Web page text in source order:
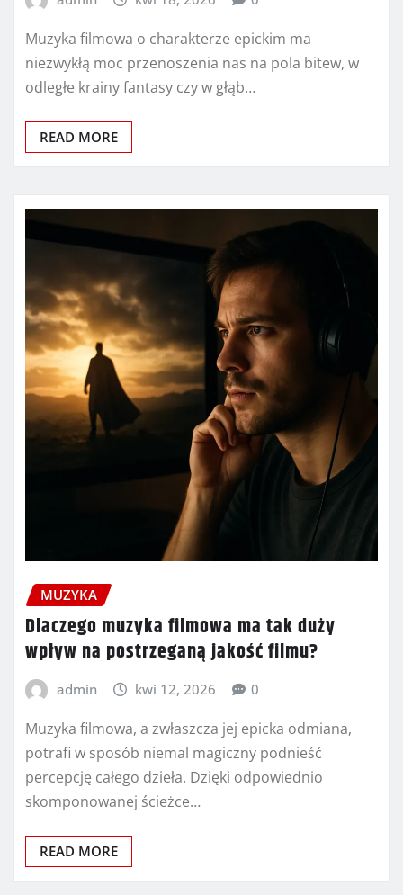
Muzyka filmowa o charakterze epickim ma
niezwykłą moc przenoszenia nas na pola bitew, w
odległe krainy fantasy czy w głąb…
READ MORE
MUZYKA
Dlaczego muzyka filmowa ma tak duży
wpływ na postrzeganą jakość filmu?
admin kwi 12, 2026 0
Muzyka filmowa, a zwłaszcza jej epicka odmiana,
potrafi w sposób niemal magiczny podnieść
percepcję całego dzieła. Dzięki odpowiednio
skomponowanej ścieżce…
READ MORE